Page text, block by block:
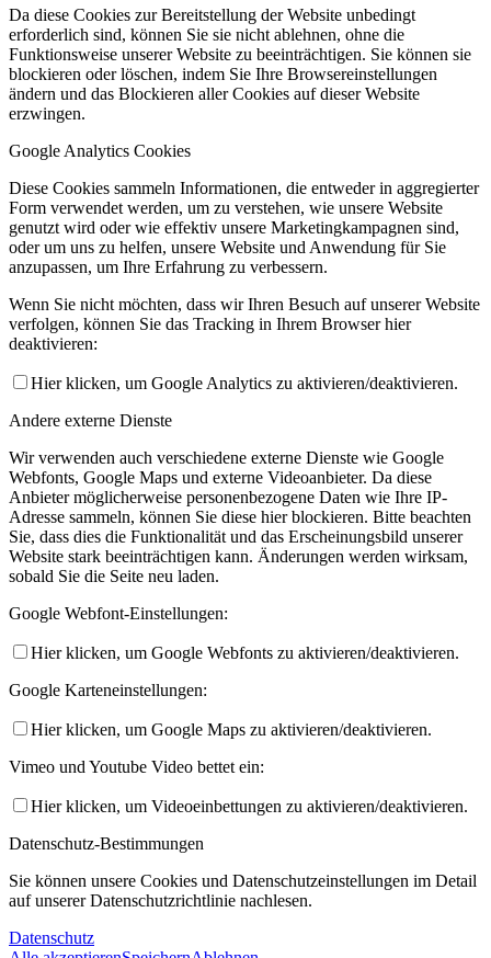
Da diese Cookies zur Bereitstellung der Website unbedingt
erforderlich sind, können Sie sie nicht ablehnen, ohne die
Funktionsweise unserer Website zu beeinträchtigen. Sie können sie
blockieren oder löschen, indem Sie Ihre Browsereinstellungen
ändern und das Blockieren aller Cookies auf dieser Website
erzwingen.
Google Analytics Cookies
Diese Cookies sammeln Informationen, die entweder in aggregierter
Form verwendet werden, um zu verstehen, wie unsere Website
genutzt wird oder wie effektiv unsere Marketingkampagnen sind,
oder um uns zu helfen, unsere Website und Anwendung für Sie
anzupassen, um Ihre Erfahrung zu verbessern.
Wenn Sie nicht möchten, dass wir Ihren Besuch auf unserer Website
verfolgen, können Sie das Tracking in Ihrem Browser hier
deaktivieren:
Hier klicken, um Google Analytics zu aktivieren/deaktivieren.
Andere externe Dienste
Wir verwenden auch verschiedene externe Dienste wie Google
Webfonts, Google Maps und externe Videoanbieter. Da diese
Anbieter möglicherweise personenbezogene Daten wie Ihre IP-
Adresse sammeln, können Sie diese hier blockieren. Bitte beachten
Sie, dass dies die Funktionalität und das Erscheinungsbild unserer
Website stark beeinträchtigen kann. Änderungen werden wirksam,
sobald Sie die Seite neu laden.
Google Webfont-Einstellungen:
Hier klicken, um Google Webfonts zu aktivieren/deaktivieren.
Google Karteneinstellungen:
Hier klicken, um Google Maps zu aktivieren/deaktivieren.
Vimeo und Youtube Video bettet ein:
Hier klicken, um Videoeinbettungen zu aktivieren/deaktivieren.
Datenschutz-Bestimmungen
Sie können unsere Cookies und Datenschutzeinstellungen im Detail
auf unserer Datenschutzrichtlinie nachlesen.
Datenschutz